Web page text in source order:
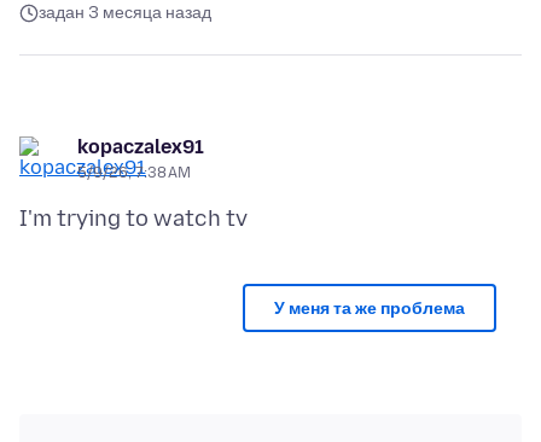
задан 3 месяца назад
kopaczalex91
5/9/26, 7:38 AM
У меня та же проблема